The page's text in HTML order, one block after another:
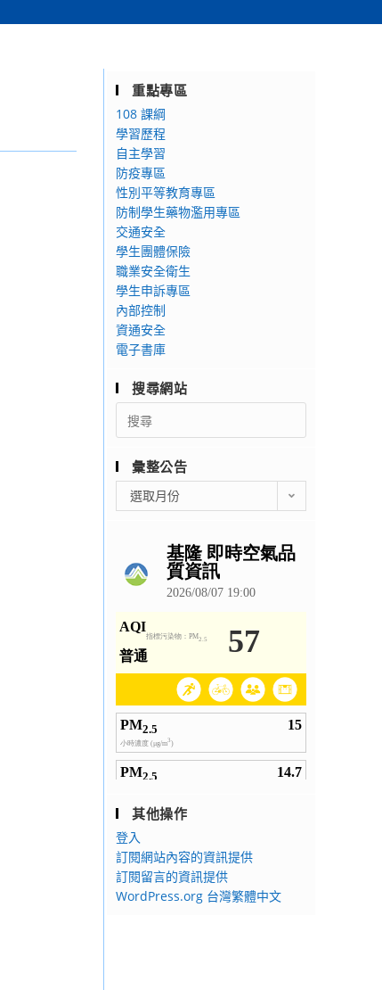
重點專區
108 課綱
學習歷程
自主學習
防疫專區
性別平等教育專區
防制學生藥物濫用專區
交通安全
學生團體保險
職業安全衛生
學生申訴專區
內部控制
資通安全
電子書庫
搜尋網站
Search
for:
彙整公告
整
選取月份
其他操作
登入
訂閱網站內容的資訊提供
訂閱留言的資訊提供
WordPress.org 台灣繁體中文